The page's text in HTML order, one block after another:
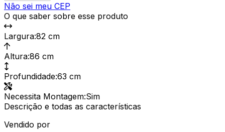
Não sei meu CEP
O que saber sobre esse produto
Largura:82 cm
Altura:86 cm
Profundidade:63 cm
Necessita Montagem:Sim
Descrição e todas as características
Vendido por